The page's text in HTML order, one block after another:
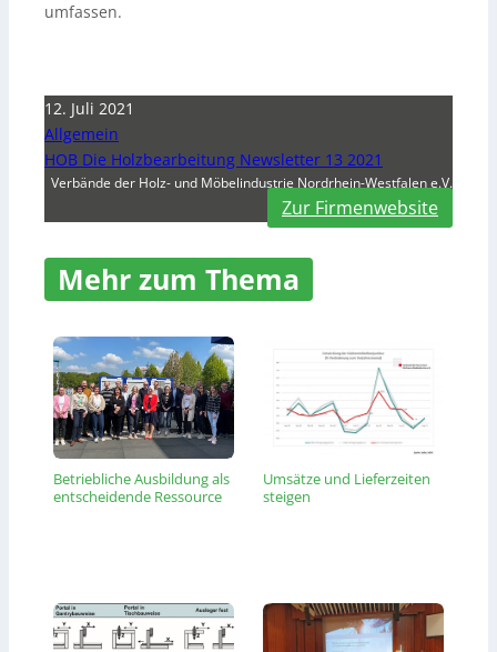
umfassen.
12. Juli 2021
Allgemein
HOB Die Holzbearbeitung Newsletter 13 2021
Verbände der Holz- und Möbelindustrie Nordrhein-Westfalen e.V.
Zur Firmenwebsite
Mehr zum Thema
Betriebliche Ausbildung als
entscheidende Ressource
Umsätze und Lieferzeiten
steigen